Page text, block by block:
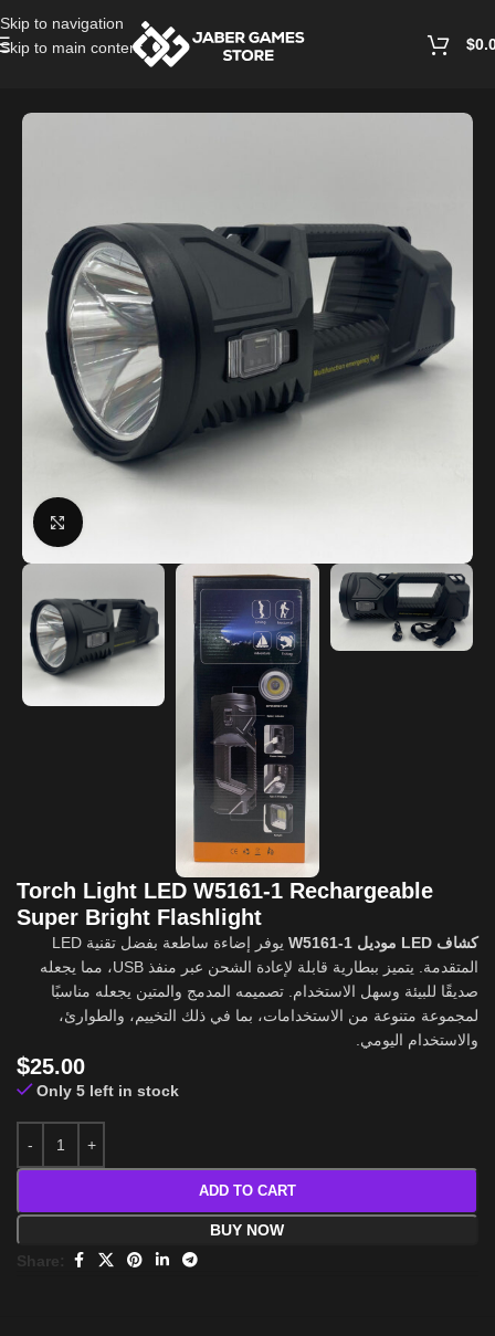
Skip to navigation
Skip to main content
$
Click to enlarge
Torch Light LED W5161-1 Rechargeable
Super Bright Flashlight
كشاف LED موديل W5161-1
يوفر إضاءة ساطعة بفضل تقنية LED
المتقدمة. يتميز ببطارية قابلة لإعادة الشحن عبر منفذ USB، مما يجعله
صديقًا للبيئة وسهل الاستخدام. تصميمه المدمج والمتين يجعله مناسبًا
لمجموعة متنوعة من الاستخدامات، بما في ذلك التخييم، والطوارئ،
والاستخدام اليومي.
$25.00
Only 5 left in stock
ADD TO CART
BUY NOW
Share: